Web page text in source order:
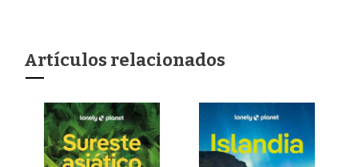
Artículos relacionados